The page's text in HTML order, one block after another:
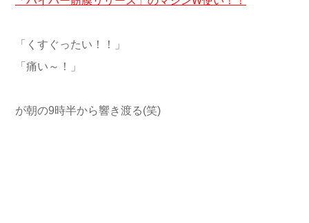
「くすぐったい！！」
「痛い～！」
が朝の9時半から響き渡る(笑)